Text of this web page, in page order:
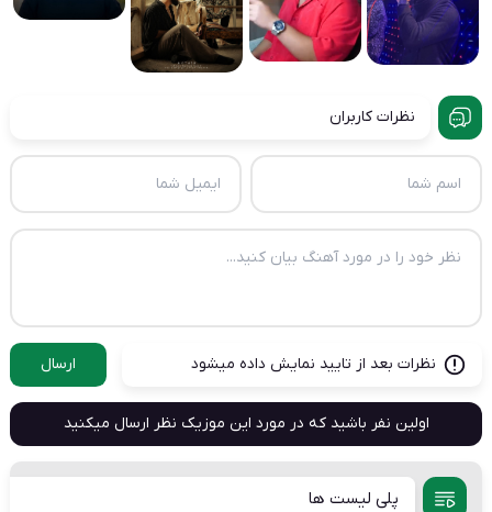
نظرات کاربران
نظرات بعد از تایید نمایش داده میشود ارسال
اولین نفر باشید که در مورد این موزیک نظر ارسال میکنید
پلی لیست ها